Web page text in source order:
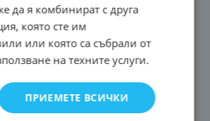
да я комбинират с друга
която сте им
или която са събрали от
на техните услуги.
ПРИЕМЕТЕ ВСИЧКИ